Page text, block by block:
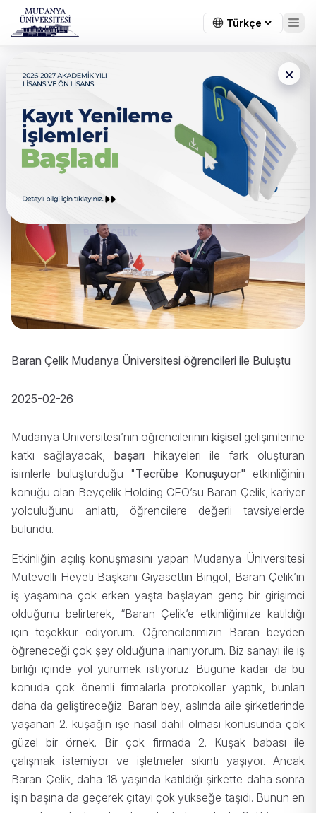
×
Baran Çelik Mudanya
Üniversitesi öğrencileri ile
Buluştu
Baran Çelik Mudanya Üniversitesi öğrencileri ile Buluştu
2025-02-26
Mudanya Üniversitesi’nin öğrencilerinin kişisel gelişimlerine
katkı sağlayacak, başarı hikayeleri ile fark oluşturan
isimlerle buluşturduğu "Tecrübe Konuşuyor" etkinliğinin
konuğu olan Beyçelik Holding CEO’su Baran Çelik, kariyer
yolculuğunu anlattı, öğrencilere değerli tavsiyelerde
bulundu.
Etkinliğin açılış konuşmasını yapan Mudanya Üniversitesi
Mütevelli Heyeti Başkanı Gıyasettin Bingöl, Baran Çelik’in
iş yaşamına çok erken yaşta başlayan genç bir girişimci
olduğunu belirterek, “Baran Çelik’e etkinliğimize katıldığı
için teşekkür ediyorum. Öğrencilerimizin Baran beyden
öğreneceği çok şey olduğuna inanıyorum. Biz sanayi ile iş
birliği içinde yol yürümek istiyoruz. Bugüne kadar da bu
konuda çok önemli firmalarla protokoller yaptık, bunları
daha da geliştireceğiz. Baran bey, aslında aile şirketlerinde
yaşanan 2. kuşağın işe nasıl dahil olması konusunda çok
güzel bir örnek. Bir çok firmada 2. Kuşak babası ile
çalışmak istemiyor ve işletmeler sıkıntı yaşıyor. Ancak
Baran Çelik, daha 18 yaşında katıldığı şirkette daha sonra
işin başına da geçerek çıtayı çok yükseğe taşıdı. Bunun en